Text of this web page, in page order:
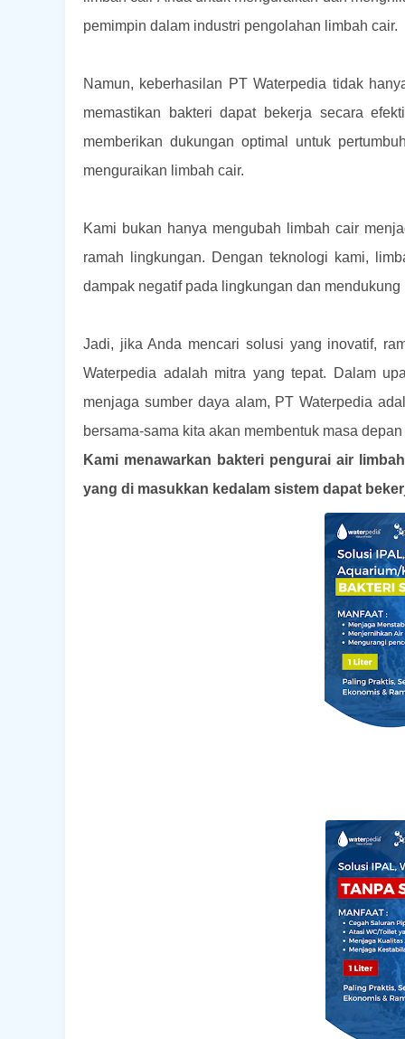
pemimpin dalam industri pengolahan limbah cair.
Namun, keberhasilan PT Waterpedia tidak
memastikan bakteri dapat bekerja secara
memberikan dukungan optimal untuk
menguraikan limbah cair.
Kami bukan hanya mengubah limbah cair
ramah lingkungan. Dengan teknologi kami,
dampak negatif pada lingkungan dan
Jadi, jika Anda mencari solusi yang inovatif,
Waterpedia adalah mitra yang tepat. Dalam
menjaga sumber daya alam, PT Waterpedia
bersama-sama kita akan membentuk masa
Kami menawarkan bakteri pengurai air
yang di masukkan kedalam sistem dapat